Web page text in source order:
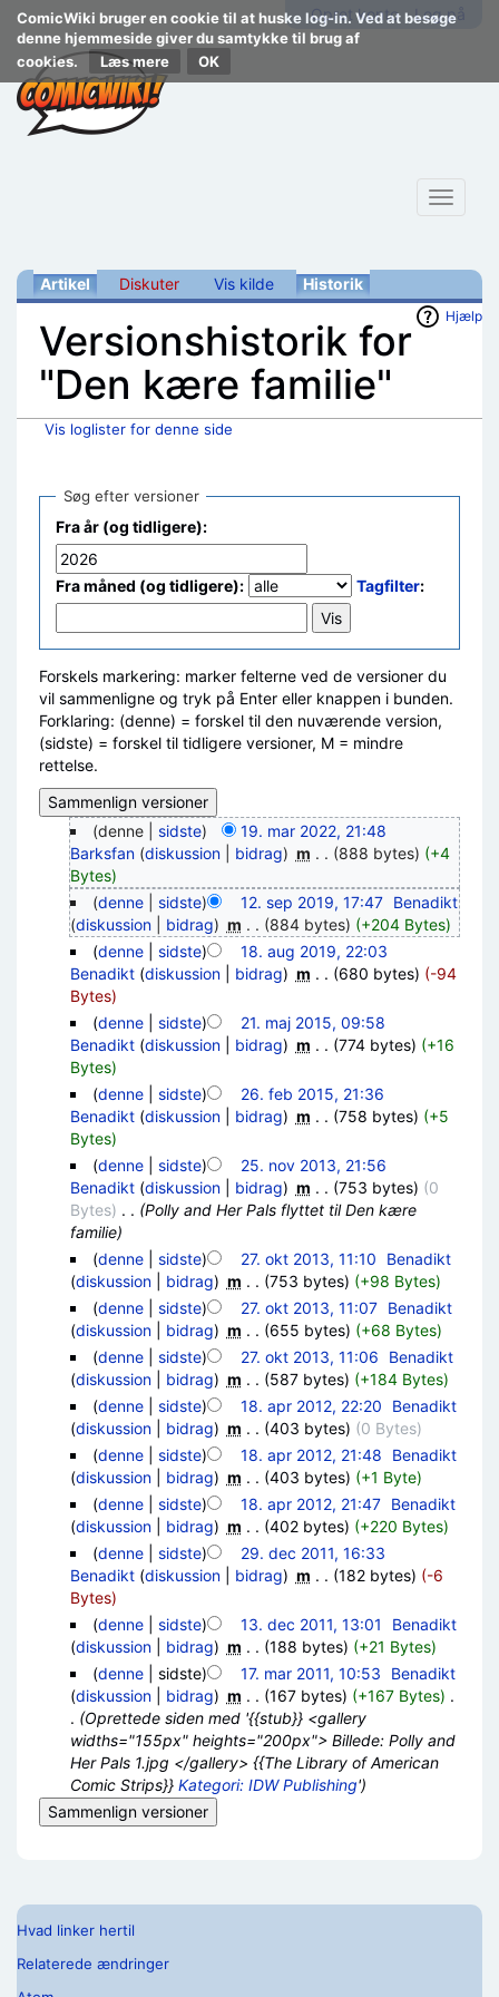
ComicWiki bruger en cookie til at huske log-in. Ved at besøge
denne hjemmeside giver du samtykke til brug af
cookies.
Læs mere
Opret konto Log på
Toggle
Artikel Diskuter Vis kilde Historik
Hjælp
Versionshistorik for
"Den kære familie"
Vis loglister for denne side
Søg efter versioner
Fra år (og tidligere):
Fra måned (og tidligere): Tagfilter:
Forskels markering: marker felterne ved de versioner du
vil sammenligne og tryk på Enter eller knappen i bunden.
Forklaring: (denne) = forskel til den nuværende version,
(sidste) = forskel til tidligere versioner, M = mindre
rettelse.
(denne | sidste)
19. mar 2022, 21:48
Barksfan (diskussion| bidrag) m . . (888 bytes) (+4
Bytes)
(denne| sidste) 12. sep 2019, 17:47‎ Benadikt
(diskussion| bidrag) m . . (884 bytes) (+204 Bytes)
(denne| sidste)
18. aug 2019, 22:03
Benadikt (diskussion| bidrag) m . . (680 bytes) (-94
Bytes)
(denne| sidste)
21. maj 2015, 09:58
Benadikt (diskussion| bidrag) m . . (774 bytes) (+16
Bytes)
(denne| sidste)
26. feb 2015, 21:36
Benadikt (diskussion| bidrag) m . . (758 bytes) (+5
Bytes)
(denne| sidste)
25. nov 2013, 21:56
Benadikt (diskussion| bidrag) m . . (753 bytes) (0
Bytes) . . (Polly and Her Pals flyttet til Den kære
familie)
(denne| sidste) 27. okt 2013, 11:10
Benadikt
(diskussion| bidrag) m . . (753 bytes) (+98 Bytes)
(denne| sidste) 27. okt 2013, 11:07‎ Benadikt
(diskussion| bidrag) m . . (655 bytes) (+68 Bytes)
(denne| sidste) 27. okt 2013, 11:06
Benadikt
(diskussion| bidrag) m . . (587 bytes) (+184 Bytes)
(denne| sidste) 18. apr 2012, 22:20
Benadikt
(diskussion| bidrag) m . . (403 bytes) (0 Bytes)
(denne| sidste) 18. apr 2012, 21:48
Benadikt
(diskussion| bidrag) m . . (403 bytes) (+1 Byte)
(denne| sidste) 18. apr 2012, 21:47‎ Benadikt
(diskussion| bidrag) m . . (402 bytes) (+220 Bytes)
(denne| sidste)
29. dec 2011, 16:33
Benadikt (diskussion| bidrag) m . . (182 bytes) (-6
Bytes)
(denne| sidste) 13. dec 2011, 13:01
Benadikt
(diskussion| bidrag) m . . (188 bytes) (+21 Bytes)
(denne| sidste) 17. mar 2011, 10:53
Benadikt
(diskussion| bidrag) m . . (167 bytes) (+167 Bytes) .
. (Oprettede siden med '{{stub}} <gallery
widths="155px" heights="200px"> Billede: Polly and
Her Pals 1.jpg </gallery> {{The Library of American
Comic Strips}} Kategori: IDW Publishing')
Hvad linker hertil
Relaterede ændringer